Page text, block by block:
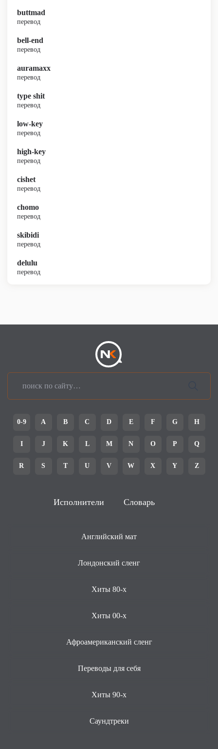
buttmad
перевод
bell-end
перевод
auramaxx
перевод
type shit
перевод
low-key
перевод
high-key
перевод
cishet
перевод
chomo
перевод
skibidi
перевод
delulu
перевод
0-9 A B C D E F G H
I J K L M N O P Q
R S T U V W X Y Z
Исполнители Словарь
Английский мат
Лондонский сленг
Хиты 80-х
Хиты 00-х
Афроамериканский сленг
Переводы для себя
Хиты 90-х
Саундтреки